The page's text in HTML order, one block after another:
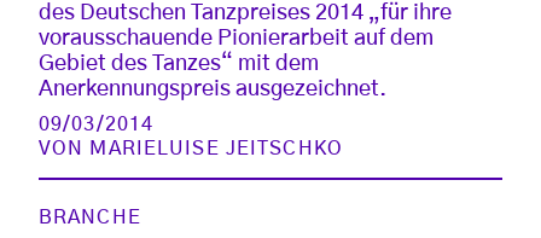
des Deutschen Tanzpreises 2014 „für ihre
vorausschauende Pionierarbeit auf dem
Gebiet des Tanzes“ mit dem
Anerkennungspreis ausgezeichnet.
09/03/2014
VON MARIELUISE JEITSCHKO
BRANCHE